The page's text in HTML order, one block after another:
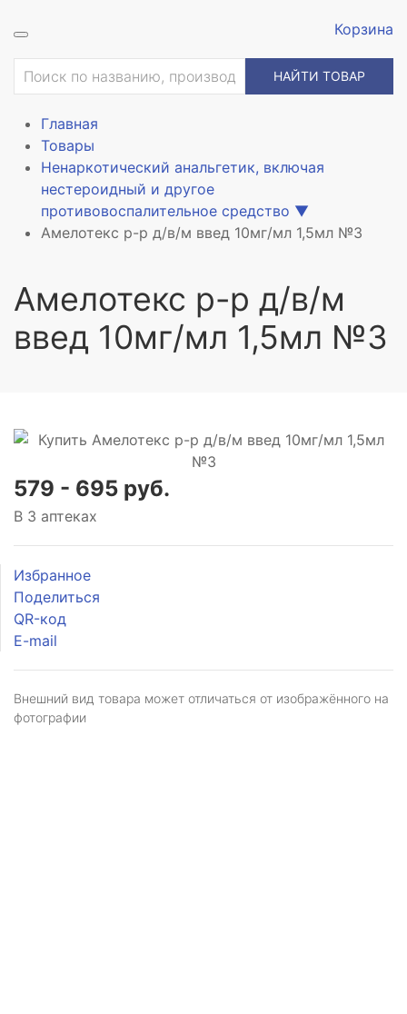
Корзина
НАЙТИ ТОВАР
Главная
Товары
Ненаркотический анальгетик, включая
нестероидный и другое
противовоспалительное средство ▼
Амелотекс р-р д/в/м введ 10мг/мл 1,5мл №3
Амелотекс р-р д/в/м
введ 10мг/мл 1,5мл №3
579 - 695 руб.
В 3 аптеках
Избранное
Поделиться
QR-код
E-mail
Внешний вид товара может отличаться от изображённого на
фотографии